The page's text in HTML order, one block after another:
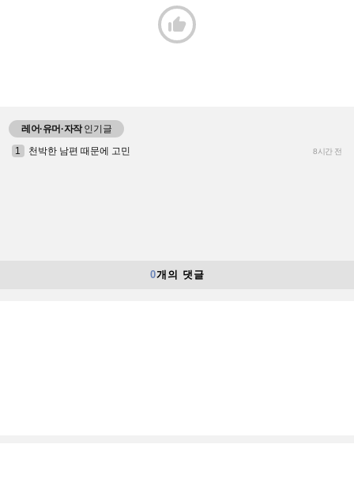

레어·유머·자작인기글
1
천박한 남편 때문에 고민 8시간 전
0개의 댓글